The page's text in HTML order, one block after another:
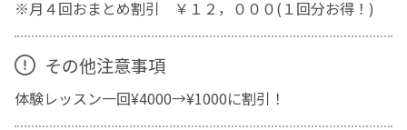
※月４回おまとめ割引 ￥１２，０００(１回分お得！)
その他注意事項
体験レッスン一回¥4000→¥1000に割引！